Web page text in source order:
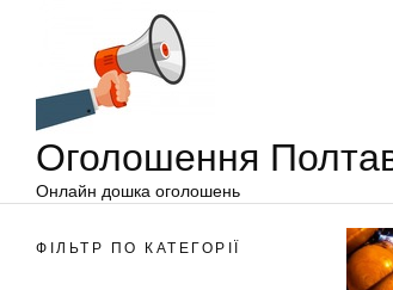
Оголошення
Онлайн дошка оголошень
ФІЛЬТР ПО КАТЕГОРІЇ